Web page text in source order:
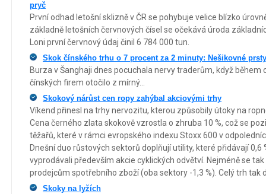
pryč
První odhad letošní sklizně v ČR se pohybuje velice blízko
základně letošních červnových čísel se očekává úroda
Loni první červnový údaj činil 6 784 000 tun.
Skok čínského trhu o 7 procent za 2 minuty: Nešikovné
Burza v Šanghaji dnes pocuchala nervy traderům, když během
čínských firem otočilo z mírný...
Skokový nárůst cen ropy zahýbal akciovými trhy
Víkend přinesl na trhy nervozitu, kterou způsobily útoky na
Cena černého zlata skokově vzrostla o zhruba 10 %, což se
těžařů, které v rámci evropského indexu Stoxx 600 v
Dnešní duo růstových sektorů doplňují utility, které přidávají 0,6
vyprodávali především akcie cyklických odvětví. Nejméně se
prodejcům spotřebního zboží (oba sektory -1,3 %). Celý trh tak
Skoky na lyžích